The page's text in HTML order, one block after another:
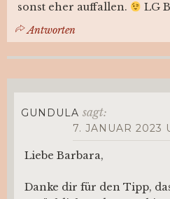
sonst eher auffallen.
LG
Antworten
GUNDULA sagt:
7. JANUAR 2023
Liebe Barbara,
Danke dir für den Tipp,